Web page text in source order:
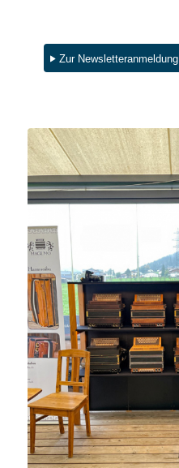
Zur Newsletteranmeldung